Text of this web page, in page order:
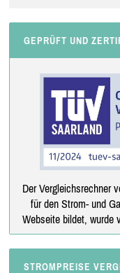
GEPRÜFT UND
Der Vergleichsrechner
für den Strom- und
Webseite bildet, wurde
STROMPREISE